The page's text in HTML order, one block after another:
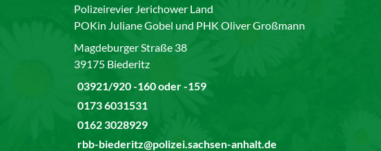
Polizeirevier Jerichower Land
POKin Juliane Gobel und PHK Oliver Großmann
Magdeburger Straße 38
39175 Biederitz
03921/920 -160 oder -159
0173 6031531
0162 3028929
rbb-biederitz@polizei.sachsen-anhalt.de